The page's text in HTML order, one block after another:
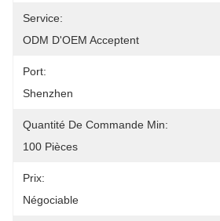
Service:
ODM D'OEM Acceptent
Port:
Shenzhen
Quantité De Commande Min:
100 Pièces
Prix:
Négociable